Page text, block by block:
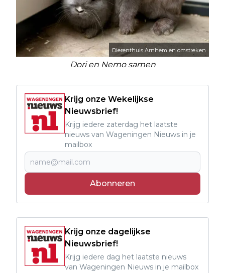
Dierenthuis Arnhem en omstreken
Dori en Nemo samen
Krijg onze Wekelijkse
Nieuwsbrief!
Krijg iedere zaterdag het laatste
nieuws van Wageningen Nieuws in je
mailbox
Abonneren
Krijg onze dagelijkse
Nieuwsbrief!
Krijg iedere dag het laatste nieuws
van Wageningen Nieuws in je mailbox